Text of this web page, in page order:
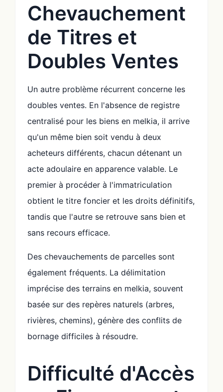
Chevauchement
de Titres et
Doubles Ventes
Un autre problème récurrent concerne les
doubles ventes. En l'absence de registre
centralisé pour les biens en melkia, il arrive
qu'un même bien soit vendu à deux
acheteurs différents, chacun détenant un
acte adoulaire en apparence valable. Le
premier à procéder à l'immatriculation
obtient le titre foncier et les droits définitifs,
tandis que l'autre se retrouve sans bien et
sans recours efficace.
Des chevauchements de parcelles sont
également fréquents. La délimitation
imprécise des terrains en melkia, souvent
basée sur des repères naturels (arbres,
rivières, chemins), génère des conflits de
bornage difficiles à résoudre.
Difficulté d'Accès